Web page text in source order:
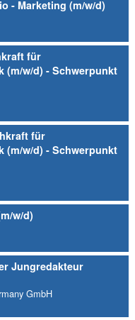
- Marketing (m/w/d)
für
(m/w/d) - Schwerpunkt
für
(m/w/d) - Schwerpunkt
w/d)
Jungredakteur
GmbH